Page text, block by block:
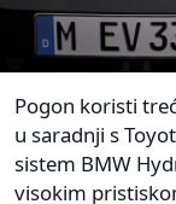
Pogon koristi
u saradnji s
sistem BMW
visokim